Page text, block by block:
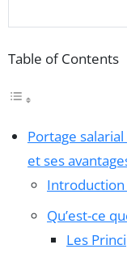
Table of Contents
Portage
et ses
Introduction
Qu’est-ce
Les